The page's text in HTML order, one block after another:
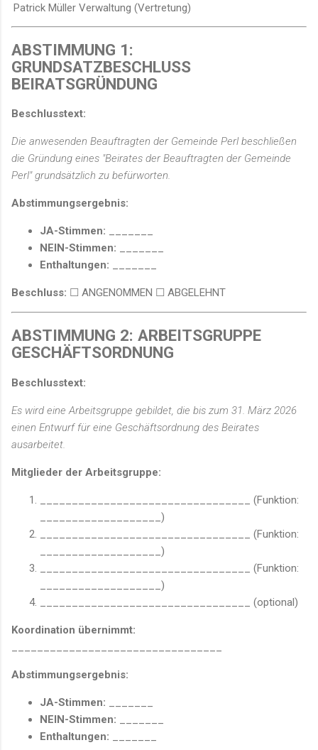
Patrick Müller Verwaltung (Vertretung)
ABSTIMMUNG 1:
GRUNDSATZBESCHLUSS
BEIRATSGRÜNDUNG
Beschlusstext:
Die anwesenden Beauftragten der Gemeinde Perl beschließen
die Gründung eines "Beirates der Beauftragten der Gemeinde
Perl" grundsätzlich zu befürworten.
Abstimmungsergebnis:
JA-Stimmen:
NEIN-Stimmen:
Enthaltungen:
Beschluss: ☐ ANGENOMMEN ☐ ABGELEHNT
ABSTIMMUNG 2: ARBEITSGRUPPE
GESCHÄFTSORDNUNG
Beschlusstext:
Es wird eine Arbeitsgruppe gebildet, die bis zum 31. März 2026
einen Entwurf für eine Geschäftsordnung des Beirates
ausarbeitet.
Mitglieder der Arbeitsgruppe:
_________________________________ (Funktion:
___________________)
_________________________________ (Funktion:
___________________)
_________________________________ (Funktion:
___________________)
_________________________________ (optional)
Koordination übernimmt:
Abstimmungsergebnis:
JA-Stimmen:
NEIN-Stimmen:
Enthaltungen: